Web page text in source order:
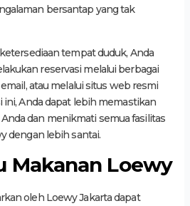
bersantap yang tak
tempat duduk, Anda
reservasi melalui berbagai
atau melalui situs web resmi
ini, Anda dapat lebih memastikan
dan menikmati semua fasilitas
dengan lebih santai.
Makanan Loewy
oleh Loewy Jakarta dapat